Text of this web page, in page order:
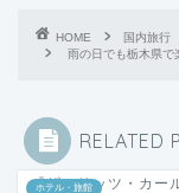
HOME 国内旅行
雨の日でも栃木県で
RELATED
ホテル・旅館
『ザ・リッツ・カー